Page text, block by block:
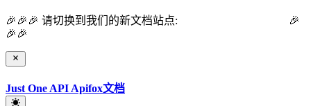
🎉🎉🎉 请切换到我们的新文档站点:
🎉
🎉🎉
Just One API Apifox文档